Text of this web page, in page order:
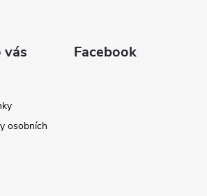
vás
osobních
Facebook